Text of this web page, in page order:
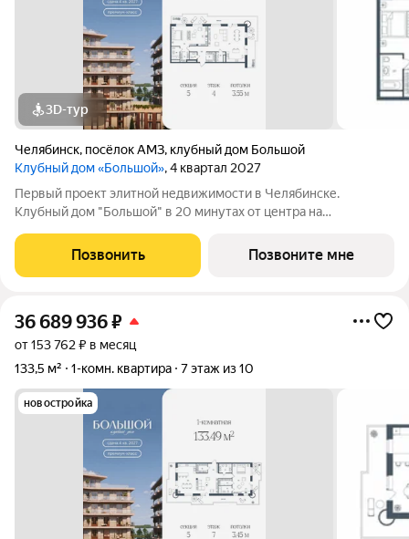
3D-тур
Челябинск, посёлок АМЗ, клубный дом Большой
Клубный дом «Большой», 4 квартал 2027
Первый проект элитной недвижимости в Челябинске.
Клубный дом "Большой" в 20 минутах от центра на
это единственное место в городе, где открывается
потрясающий вид на Шершнёвское водохранилище.
Позвонить Позвоните мне
36 689 936₽
от 153 762 ₽ в месяц
133,5 м²
1-комн. квартира 7 этаж из 10
новостройка